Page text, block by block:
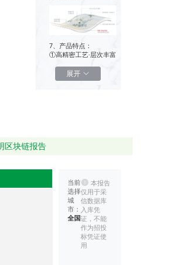
7、产品特点：
①高精密工艺·层次丰富
产品，经线密度>2900
0，纬线密度>23梭，编
织紧密，护墙耐磨，花
透气性好：不阻断墙体
水汽，无助于霉菌生长
韧性高：抗磨，耐拉，
防开裂
超级三防：防水，防
展开
区块链报告
当前
选择
城
市：
全国
本报告
仅用于采
信数据库
入库凭
证，不能
作为招投
标凭证使
用